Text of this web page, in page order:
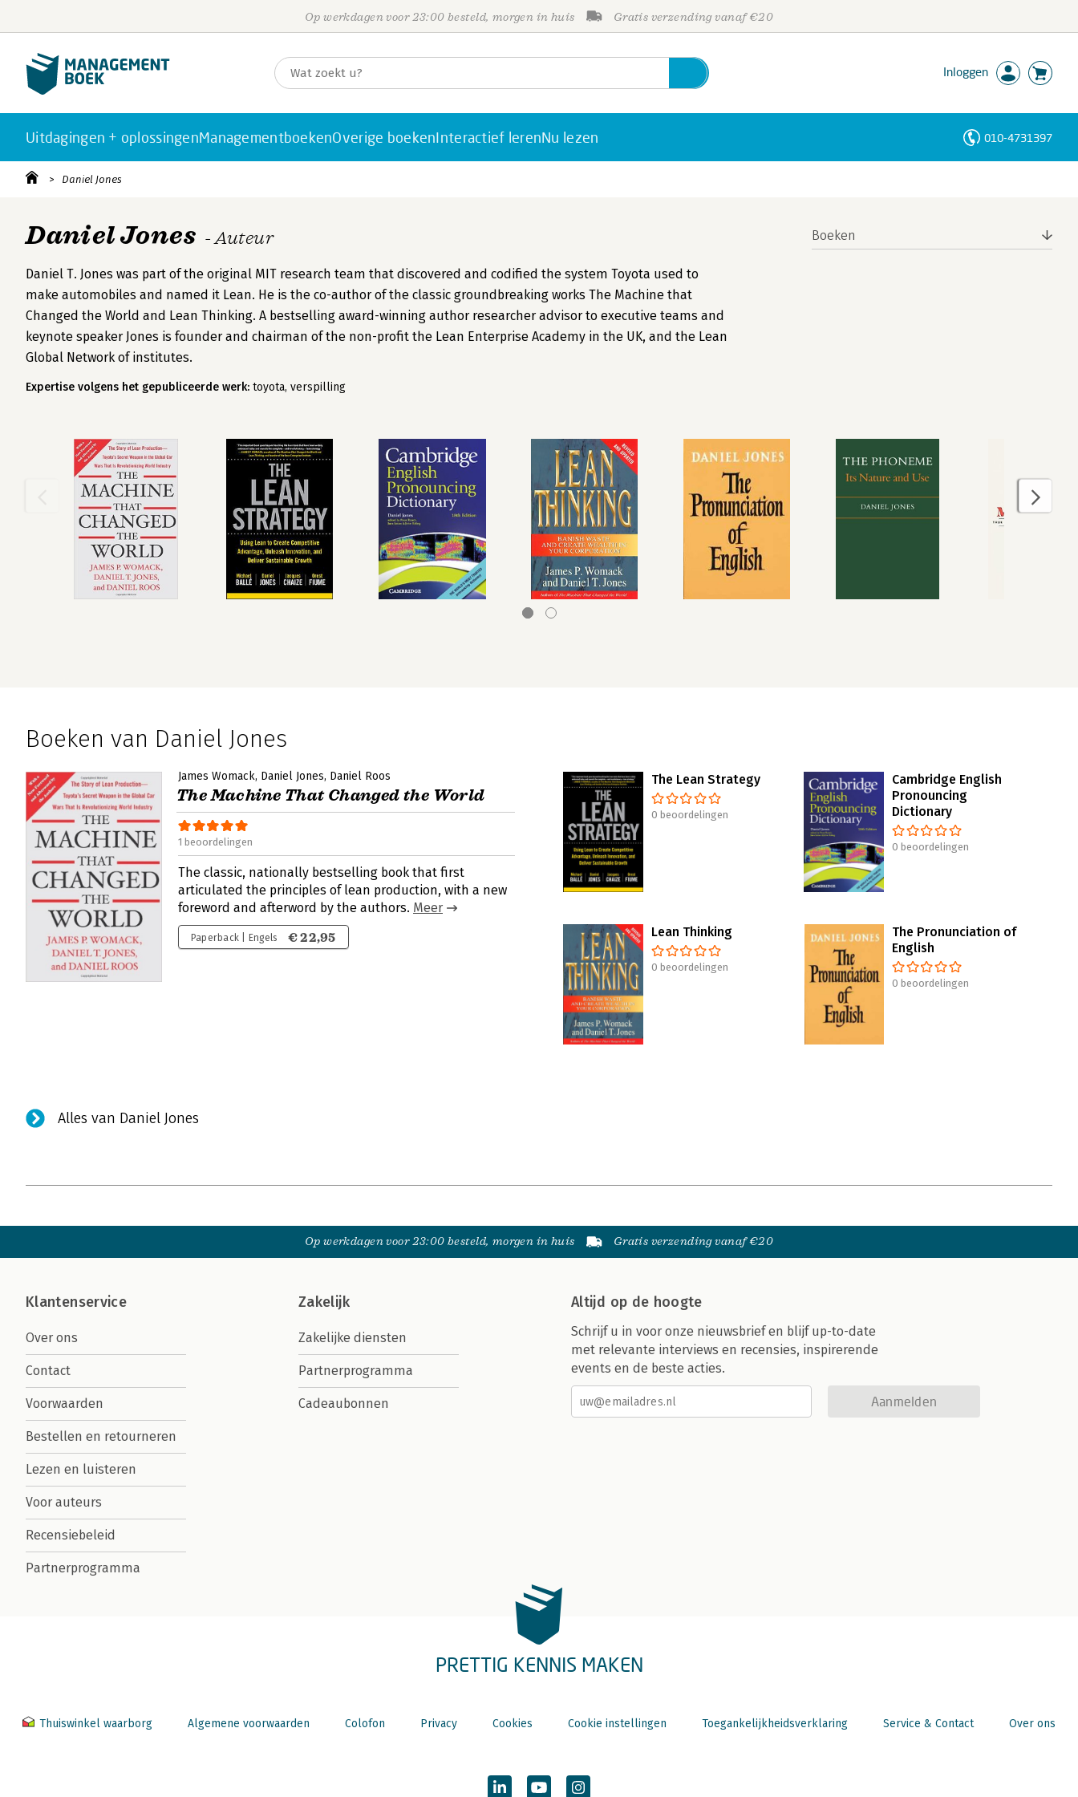
Op werkdagen voor 23:00 besteld, morgen in huis Gratis verzending vanaf €20
Inloggen
Uitdagingen + oplossingenManagementboekenOverige boekenInteractief lerenNu lezen 010-4731397
Daniel Jones
Daniel Jones - Auteur
Daniel T. Jones was part of the original MIT research team that discovered and codified the system Toyota used to
make automobiles and named it Lean. He is the co-author of the classic groundbreaking works The Machine that
Changed the World and Lean Thinking. A bestselling award-winning author researcher advisor to executive teams and
keynote speaker Jones is founder and chairman of the non-profit the Lean Enterprise Academy in the UK, and the Lean
Global Network of institutes.
Expertise volgens het gepubliceerde werk: toyota, verspilling
Boeken
Boeken van Daniel Jones
James Womack Daniel Jones Daniel Roos
The Machine That Changed the World
1 beoordelingen
The classic, nationally bestselling book that first
articulated the principles of lean production, with a new
foreword and afterword by the authors. Meer
Paperback | Engels € 22,95
The Lean Strategy
0 beoordelingen
Cambridge English
Pronouncing
Dictionary
0 beoordelingen
Lean Thinking
0 beoordelingen
The Pronunciation of
English
0 beoordelingen
Alles van Daniel Jones
Op werkdagen voor 23:00 besteld, morgen in huis Gratis verzending vanaf €20
Klantenservice
Over ons
Contact
Voorwaarden
Bestellen en retourneren
Lezen en luisteren
Voor auteurs
Recensiebeleid
Partnerprogramma
Zakelijk
Zakelijke diensten
Partnerprogramma
Cadeaubonnen
Altijd op de hoogte
Schrijf u in voor onze nieuwsbrief en blijf up-to-date
met relevante interviews en recensies, inspirerende
events en de beste acties.
Aanmelden
PRETTIG KENNIS MAKEN
Thuiswinkel waarborg Algemene voorwaarden Colofon Privacy Cookies Cookie instellingen Toegankelijkheidsverklaring Service & Contact Over ons
Personen